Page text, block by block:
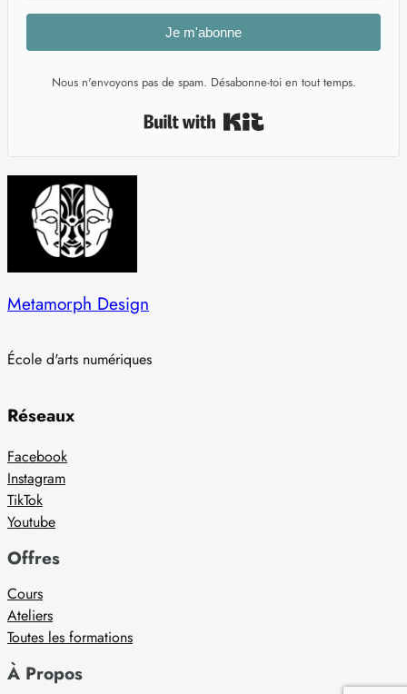
Je m'abonne
Nous n'envoyons pas de spam. Désabonne-toi en tout temps.
Built with Kit
Metamorph Design
École d'arts numériques
Réseaux
Facebook
Instagram
TikTok
Youtube
Offres
Cours
Ateliers
Toutes les formations
À Propos